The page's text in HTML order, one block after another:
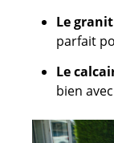
Le granit
parfait
Le
bien